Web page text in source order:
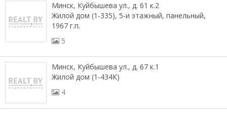
Минск, Куйбышева ул., д. 61 к.2
Жилой дом (1-335), 5-и этажный, панельный,
1967 г.п.
5
Минск, Куйбышева ул., д. 67 к.1
Жилой дом (1-434К)
4